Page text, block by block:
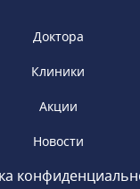
Доктора
Клиники
Акции
Новости